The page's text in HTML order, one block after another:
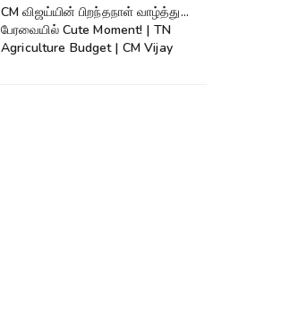
CM விஜய்யின் பிறந்தநாள் வாழ்த்து...
பேரவையில் Cute Moment! | TN
Agriculture Budget | CM Vijay